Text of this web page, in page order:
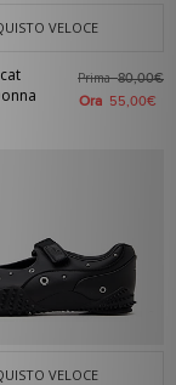
VELOCE
Prima80,00€
Ora 55,00€
VELOCE